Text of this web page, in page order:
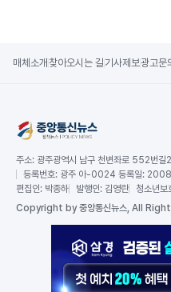
매체소개 찾아오시는 길기사제보광고문
주소: 광주광역시 남구 천변좌로 552번길
등록번호: 광주 아-0024 등록일:
편집인: 박종하 발행인: 김영란 청소년보
Copyright by 중앙통신뉴스, All